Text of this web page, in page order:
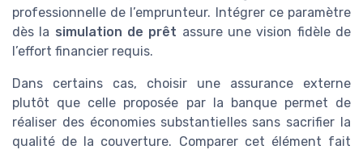
professionnelle de l’emprunteur. Intégrer ce paramètre
dès la simulation de prêt assure une vision fidèle de
l’effort financier requis.
Dans certains cas, choisir une assurance externe
plutôt que celle proposée par la banque permet de
réaliser des économies substantielles sans sacrifier la
qualité de la couverture. Comparer cet élément fait